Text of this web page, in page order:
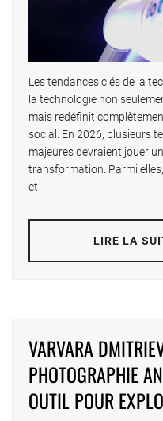
Les tendances clés de la
la technologie non
mais redéfinit
social. En 2026, plusieurs
majeures devraient jouer
transformation. Parmi
et
LIRE LA
VARVARA
PHOTOGRAPHIE
OUTIL POUR